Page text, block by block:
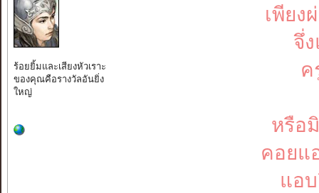
ร้อยยิ้มและเสียงหัวเราะ
ของคุณคือรางวัลอันยิ่ง
ใหญ่
เพียง
จึ่
ค
หรือ
คอยแ
แอ